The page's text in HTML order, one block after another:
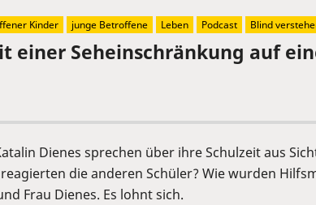
einer Seheinschränkung auf
Dienes sprechen über ihre Schulzeit aus
die anderen Schüler? Wie wurden
Frau Dienes. Es lohnt sich.
Kinder junge Betroffene Leben Podcast Blind